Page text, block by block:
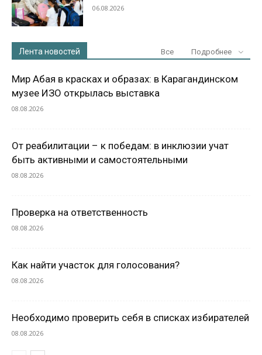
06.08.2026
Лента новостей Все Подробнее
Мир Абая в красках и образах: в Карагандинском
музее ИЗО открылась выставка
08.08.2026
От реабилитации – к победам: в инклюзии учат
быть активными и самостоятельными
08.08.2026
Проверка на ответственность
08.08.2026
Как найти участок для голосования?
08.08.2026
Необходимо проверить себя в списках избирателей
08.08.2026